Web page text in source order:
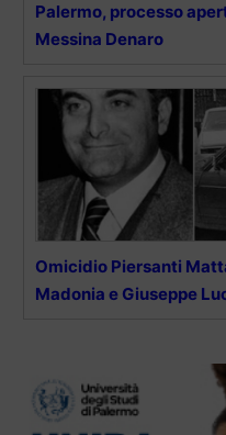
Palermo, processo
Messina Denaro
Omicidio Piersanti
Madonia e Giuseppe